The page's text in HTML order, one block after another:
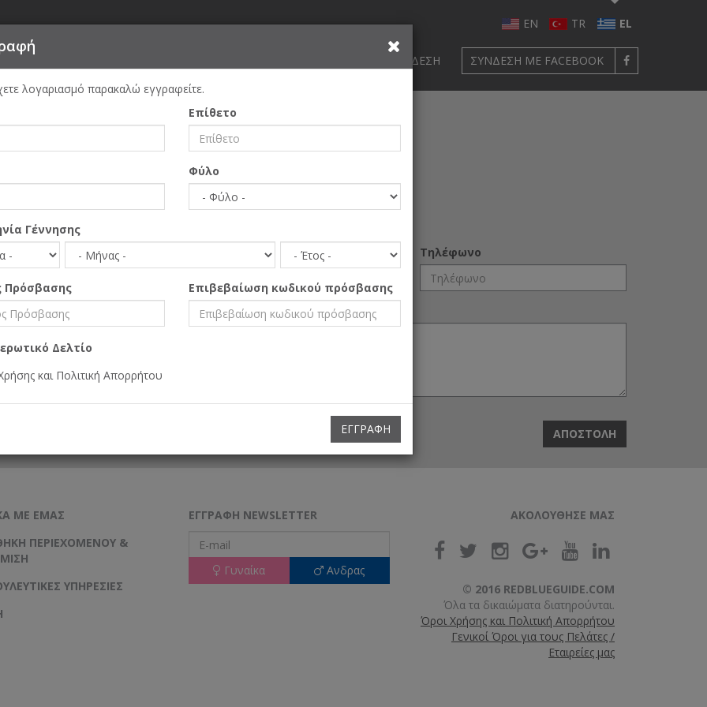
EN TR EL
ΣΎΝΔΕΣΗ ΣΎΝΔΕΣΗ ΜΕ FACEBOOK
2.Kısım
Τηλέφωνο
ΑΠΟΣΤΟΛΉ
ΜΕ ΕΜΆΣ
ΠΕΡΙΕΧΟΜΈΝΟΥ &
ΥΠΗΡΕΣΊΕΣ
ΕΓΓΡΑΦΉ NEWSLETTER
Ανδρας
Γυναίκα
ΑΚΟΛΟΥΘΗΣΕ ΜΑΣ
© 2016 REDBLUEGUIDE.COM
Όλα τα δικαιώματα διατηρούνται.
Όροι Χρήσης και Πολιτική Απορρήτου
Γενικοί Όροι για τους Πελάτες /
Εταιρείες μας
λογαριασμό παρακαλώ εγγραφείτε.
Επίθετο
Φύλο
Γέννησης
Πρόσβασης Επιβεβαίωση κωδικού πρόσβασης
Δελτίο
και Πολιτική Απορρήτου
ΕΓΓΡΑΦΉ